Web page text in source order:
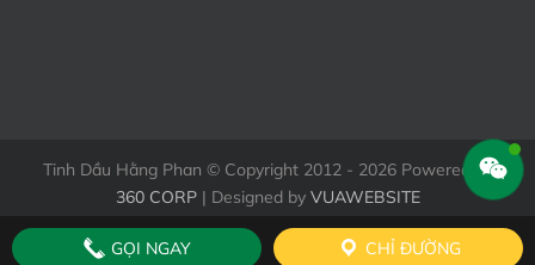
Tinh Dầu Hằng Phan © Copyright 2012 - 2026 Powered by
360 CORP| Designed by VUAWEBSITE
GỌI NGAY CHỈ ĐƯỜNG